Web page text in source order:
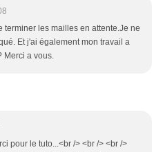
terminer les mailles en attente.Je ne
Et j'ai également mon travail a
Merci a vous.
pour le tuto...<br /> <br /> <br />